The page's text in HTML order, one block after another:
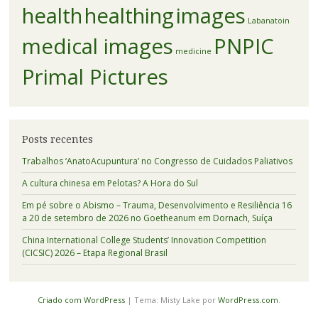
healthhealthingimages Labanatoin
medical images medicine PNPIC
Primal Pictures
Posts recentes
Trabalhos ‘AnatoAcupuntura’ no Congresso de Cuidados Paliativos
A cultura chinesa em Pelotas? A Hora do Sul
Em pé sobre o Abismo – Trauma, Desenvolvimento e Resiliência 16
a 20 de setembro de 2026 no Goetheanum em Dornach, Suíça
China International College Students’ Innovation Competition
(CICSIC) 2026 – Etapa Regional Brasil
Criado com WordPress | Tema: Misty Lake por WordPress.com.